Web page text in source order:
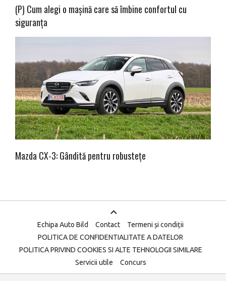
(P) Cum alegi o mașină care să îmbine confortul cu
siguranța
Mazda CX-3: Gândită pentru robustețe
Echipa Auto Bild Contact
Termeni și condiții
POLITICA DE CONFIDENTIALITATE A DATELOR
POLITICA PRIVIND COOKIES SI ALTE TEHNOLOGII SIMILARE
Servicii utile
Concurs